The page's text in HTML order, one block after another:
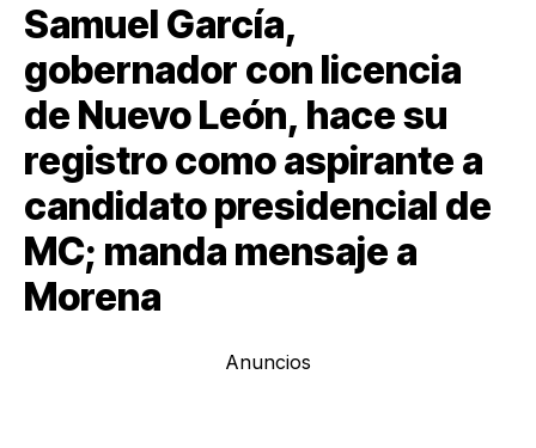
Samuel García,
gobernador con licencia
de Nuevo León, hace su
registro como aspirante a
candidato presidencial de
MC; manda mensaje a
Morena
Anuncios